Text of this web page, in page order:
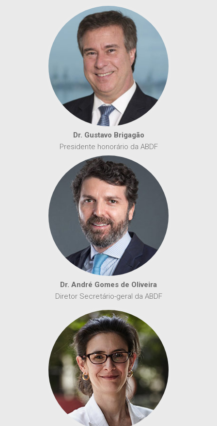
Dr. Gustavo Brigagão
Presidente honorário da ABDF
Dr. André Gomes de Oliveira
Diretor Secretário-geral da ABDF